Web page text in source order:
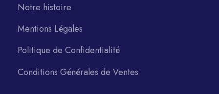
Notre histoire
Mentions Légales
Politique de Confidentialité
Conditions Générales de Ventes